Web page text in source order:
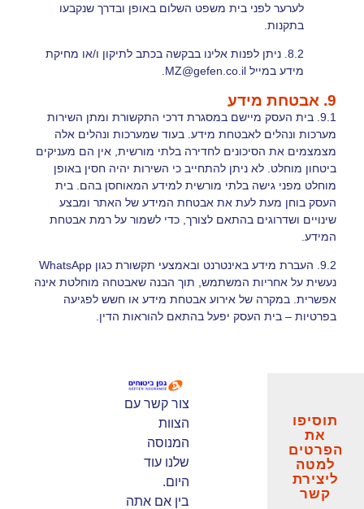
לערער לפני בית משפט השלום באופן ובדרך שנקבעו
בתקנות.
8.2. ניתן לפנות אלינו בבקשה בכתב לתיקון ו/או מחיקת
מידע במייל MZ@gefen.co.il
9. אבטחת מידע
9.1. בית העסק מיישם במסגרת דרכי התקשורת ומתן השירות
מערכות ונהלים לאבטחת מידע. בעוד שמערכות ונהלים אלה
מצמצמים את הסיכונים לחדירה בלתי מורשית, אין הם מעניקים
ביטחון מוחלט. לא ניתן להתחייב כי השירות יהיה חסין באופן
מוחלט מפני גישה בלתי מורשית למידע המאוחסן בהם. בית
העסק בוחן מעת לעת את אבטחת המידע של האתר ומבצע
שינויים ושדרוגים בהתאם לצורך, כדי לשמור על רמת אבטחת
המידע.
9.2. העברת מידע באינטרנט ובאמצעי תקשורת כגון WhatsApp
נעשית על אחריות המשתמש, תוך הבנה שאבטחה מוחלטת אינה
אפשרית. במקרה של אירוע אבטחת מידע או חשש לפגיעה
בפרטיות – בית העסק יפעל בהתאם להוראות הדין.
תוסיפו
את
הפרטים
למטה
ליצירת
קשר
צור קשר עם
הצוות
המנוסה
שלנו עוד
היום.
בין אם אתה